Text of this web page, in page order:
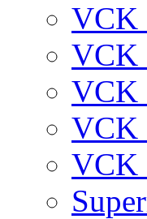
VCK
VCK
VCK
VCK
VCK